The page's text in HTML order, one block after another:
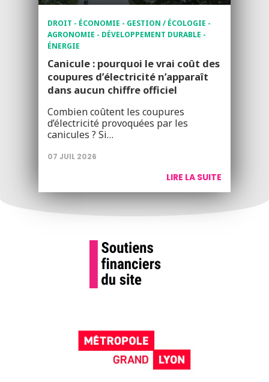
DROIT - ÉCONOMIE - GESTION / ÉCOLOGIE -
AGRONOMIE - DÉVELOPPEMENT DURABLE -
ÉNERGIE
Canicule : pourquoi le vrai coût des
coupures d’électricité n’apparaît
dans aucun chiffre officiel
Combien coûtent les coupures
d’électricité provoquées par les
canicules ? Si…
07 JUIL 2026
LIRE LA SUITE